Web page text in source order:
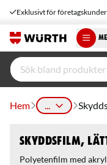
Exklusivt för företagskunder
Hem ...
Skyddsfilm,
Polyetenfilm med